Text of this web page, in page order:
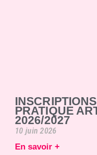
PRATIQUE
2026/2027
10 juin 2026
En savoir +